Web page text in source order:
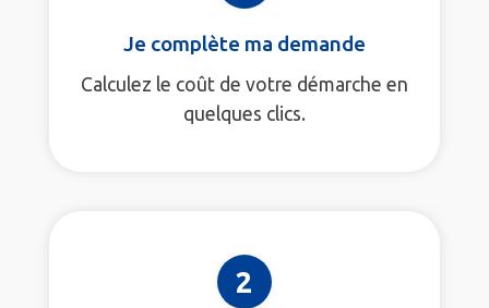
Je complète ma demande
Calculez le coût de votre démarche en
quelques clics.
2